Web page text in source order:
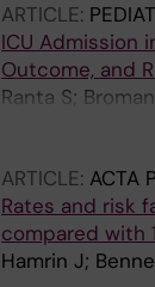
ARTICLE:
ICU Admission
Outcome, and
Ranta S;
Karlsson L;
ARTICLE: ACTA
Rates and risk
compared with
Hamrin J;